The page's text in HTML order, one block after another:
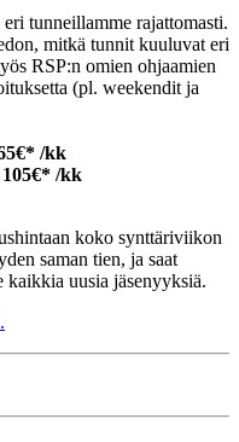
tunneillamme rajattomasti.
mitkä tunnit kuuluvat eri
RSP:n omien ohjaamien
(pl. weekendit ja
/kk
/kk
koko synttäriviikon
saman tien, ja saat
kaikkia uusia jäsenyyksiä.